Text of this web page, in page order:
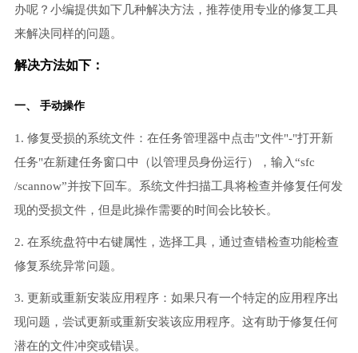
办呢？小编提供如下几种解决方法，推荐使用专业的修复工具
来解决同样的问题。
解决方法如下：
一、 手动操作
1. 修复受损的系统文件：在任务管理器中点击"文件"-"打开新
任务"在新建任务窗口中（以管理员身份运行），输入“sfc
/scannow”并按下回车。系统文件扫描工具将检查并修复任何发
现的受损文件，但是此操作需要的时间会比较长。
2. 在系统盘符中右键属性，选择工具，通过查错检查功能检查
修复系统异常问题。
3. 更新或重新安装应用程序：如果只有一个特定的应用程序出
现问题，尝试更新或重新安装该应用程序。这有助于修复任何
潜在的文件冲突或错误。